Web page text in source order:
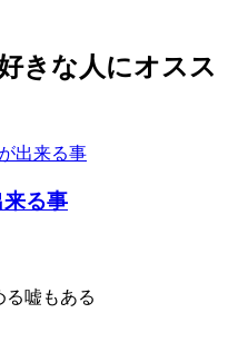
きな人にオスス
る事
る嘘もある